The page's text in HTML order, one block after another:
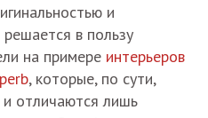
и
в пользу
на примере интерьеров
, которые, по сути,
отличаются лишь